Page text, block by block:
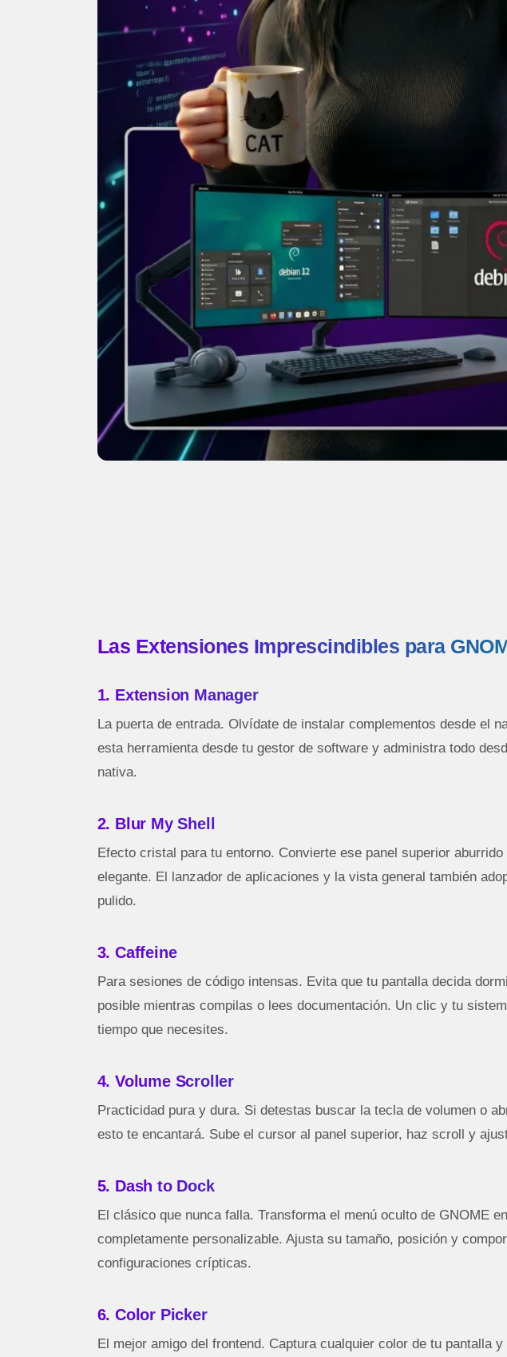
Las Extensiones Imprescindibles para
1. Extension Manager
La puerta de entrada. Olvídate de instalar complementos desde el
esta herramienta desde tu gestor de software y administra todo
nativa.
2. Blur My Shell
Efecto cristal para tu entorno. Convierte ese panel superior
elegante. El lanzador de aplicaciones y la vista general también
pulido.
3. Caffeine
Para sesiones de código intensas. Evita que tu pantalla decida
posible mientras compilas o lees documentación. Un clic y tu
tiempo que necesites.
4. Volume Scroller
Practicidad pura y dura. Si detestas buscar la tecla de volumen o
esto te encantará. Sube el cursor al panel superior, haz scroll y
5. Dash to Dock
El clásico que nunca falla. Transforma el menú oculto de GNOME
completamente personalizable. Ajusta su tamaño, posición y
configuraciones crípticas.
6. Color Picker
El mejor amigo del frontend. Captura cualquier color de tu pantalla